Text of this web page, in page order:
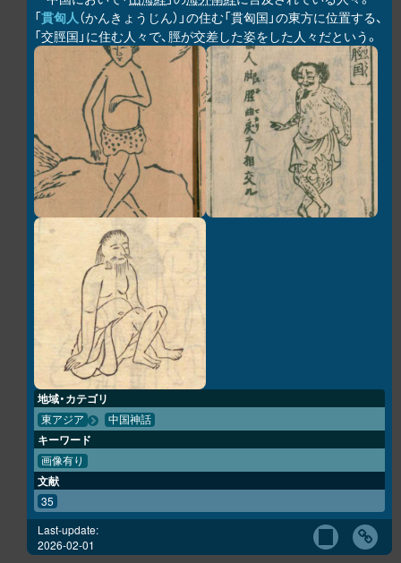
「貫匈人（かんきょうじん）」の住む「貫匈国」の東方に位置する、
「交脛国」に住む人々で、脛が交差した姿をした人々だという。
地域・カテゴリ
東アジア 中国神話
キーワード
画像有り
文献
35
Last-update:
2026-02-01